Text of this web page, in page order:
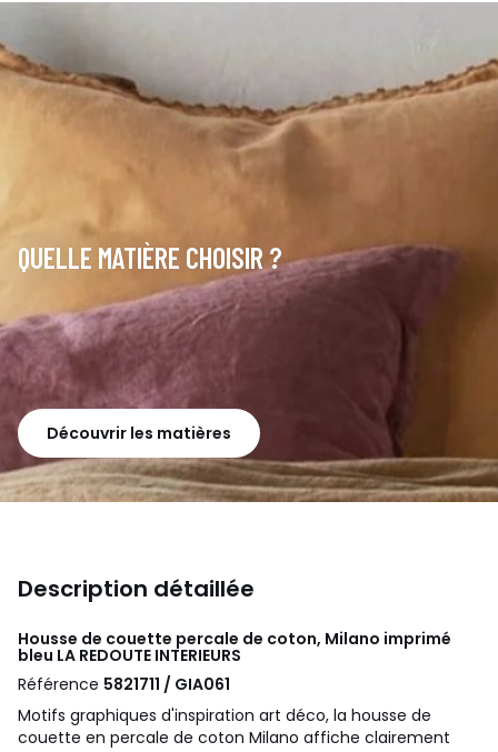
QUELLE MATIÈRE CHOISIR ?
Découvrir les matières
Description détaillée
Housse de couette percale de coton, Milano imprimé
bleu LA REDOUTE INTERIEURS
Référence 5821711 / GIA061
Motifs graphiques d'inspiration art déco, la housse de
couette en percale de coton Milano affiche clairement